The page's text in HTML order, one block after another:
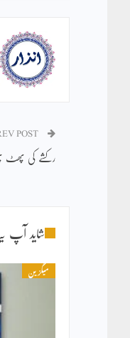
رکشے کی پھٹ
شاید آپ
میگزین